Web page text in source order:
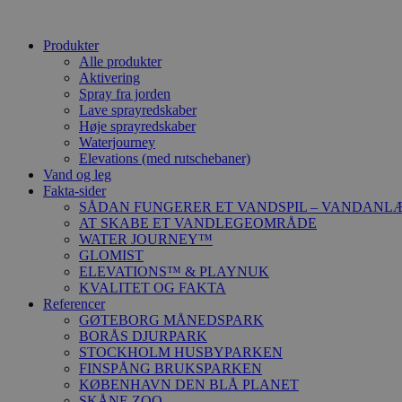
Produkter
Alle produkter
Aktivering
Spray fra jorden
Lave sprayredskaber
Høje sprayredskaber
Waterjourney
Elevations (med rutschebaner)
Vand og leg
Fakta-sider
SÅDAN FUNGERER ET VANDSPIL –
AT SKABE ET VANDLEGEOMRÅDE
WATER JOURNEY™
GLOMIST
ELEVATIONS™ & PLAYNUK
KVALITET OG FAKTA
Referencer
GØTEBORG MÅNEDSPARK
BORÅS DJURPARK
STOCKHOLM HUSBYPARKEN
FINSPÅNG BRUKSPARKEN
KØBENHAVN DEN BLÅ PLANET